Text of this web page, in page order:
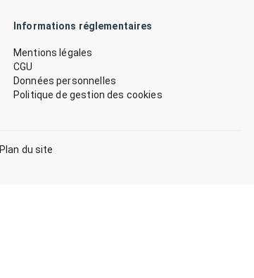
Informations réglementaires
Mentions légales
CGU
Données personnelles
Politique de gestion des cookies
Plan du site